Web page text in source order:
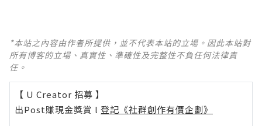
*本站之內容由作者所提供，並不代表本站的立場。因此本站對
所有博客的立場、真實性、準確性及完整性不負任何法律責
任。
【 U Creator 招募 】
出Post賺現金獎賞 l 登記《社群創作有價企劃》